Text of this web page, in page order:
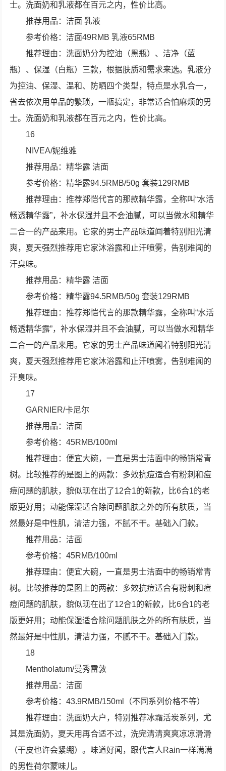
士。洗面奶和乳液都在百元之内，性价比高。
推荐用品：洁面 乳液
参考价格：洁面49RMB 乳液65RMB
推荐理由：洗面奶分为控油（黑瓶）、洁净（蓝
瓶）、保湿（白瓶）三款，根据肤质和需求来选。乳液分
为控油、保湿、温和、防晒四个类型，特点是水乳合一，
省去依次用单品的繁琐，一瓶搞定，非常适合怕麻烦的男
士。洗面奶和乳液都在百元之内，性价比高。
16
NIVEA/妮维雅
推荐用品：精华露 洁面
参考价格：精华露94.5RMB/50g 套装129RMB
推荐理由：推荐郑恺代言的那款精华露，全称叫“水活
畅透精华露”，补水保湿并且不会油腻，可以当做水和精华
二合一的产品来用。它家的男士产品味道闻着特别阳光清
爽，夏天强烈推荐用它家沐浴露和止汗喷雾，告别难闻的
汗臭味。
推荐用品：精华露 洁面
参考价格：精华露94.5RMB/50g 套装129RMB
推荐理由：推荐郑恺代言的那款精华露，全称叫“水活
畅透精华露”，补水保湿并且不会油腻，可以当做水和精华
二合一的产品来用。它家的男士产品味道闻着特别阳光清
爽，夏天强烈推荐用它家沐浴露和止汗喷雾，告别难闻的
汗臭味。
17
GARNIER/卡尼尔
推荐用品：洁面
参考价格：45RMB/100ml
推荐理由：便宜大碗，一直是男士洁面中的畅销常青
树。比较推荐的是图上的两款：多效抗痘适合有粉刺和痘
痘问题的肌肤，貌似现在出了12合1的新款，比6合1的老
版更好用；动能保湿适合除问题肌肤之外的所有肤质，当
然最好是中性肌，清洁力强，不腻不干。基础入门款。
推荐用品：洁面
参考价格：45RMB/100ml
推荐理由：便宜大碗，一直是男士洁面中的畅销常青
树。比较推荐的是图上的两款：多效抗痘适合有粉刺和痘
痘问题的肌肤，貌似现在出了12合1的新款，比6合1的老
版更好用；动能保湿适合除问题肌肤之外的所有肤质，当
然最好是中性肌，清洁力强，不腻不干。基础入门款。
18
Mentholatum/曼秀雷敦
推荐用品：洁面
参考价格：43.9RMB/150ml（不同系列价格不等）
推荐理由：洗面奶大户，特别推荐冰霜活炭系列，尤
其是洗面奶，夏天用再合适不过，洗完清清爽爽凉凉滑滑
（干皮也许会紧绷）。味道好闻，跟代言人Rain一样满满
的男性荷尔蒙味儿。